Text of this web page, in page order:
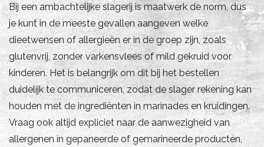
Bij een ambachtelijke slagerij is maatwerk de norm, dus
je kunt in de meeste gevallen aangeven welke
dieetwensen of allergieën er in de groep zijn, zoals
glutenvrij, zonder varkensvlees of mild gekruid voor
kinderen. Het is belangrijk om dit bij het bestellen
duidelijk te communiceren, zodat de slager rekening kan
houden met de ingrediënten in marinades en kruidingen.
Vraag ook altijd expliciet naar de aanwezigheid van
allergenen in gepaneerde of gemarineerde producten,